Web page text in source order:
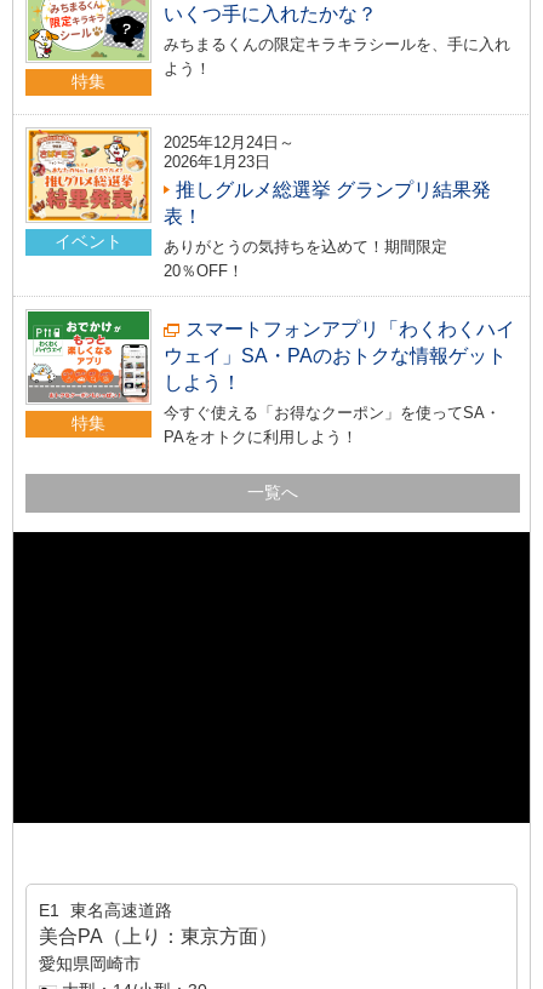
特集
いくつ手に入れたかな？
みちまるくんの限定キラキラシールを、手に入れ
よう！
イベント
2025年12月24日～
2026年1月23日
推しグルメ総選挙 グランプリ結果発
表！
ありがとうの気持ちを込めて！期間限定
20％OFF！
特集
スマートフォンアプリ「わくわくハイ
ウェイ」SA・PAのおトクな情報ゲット
しよう！
今すぐ使える「お得なクーポン」を使ってSA・
PAをオトクに利用しよう！
一覧へ
E1 東名高速道路
美合PA（上り：東京方面）
愛知県岡崎市